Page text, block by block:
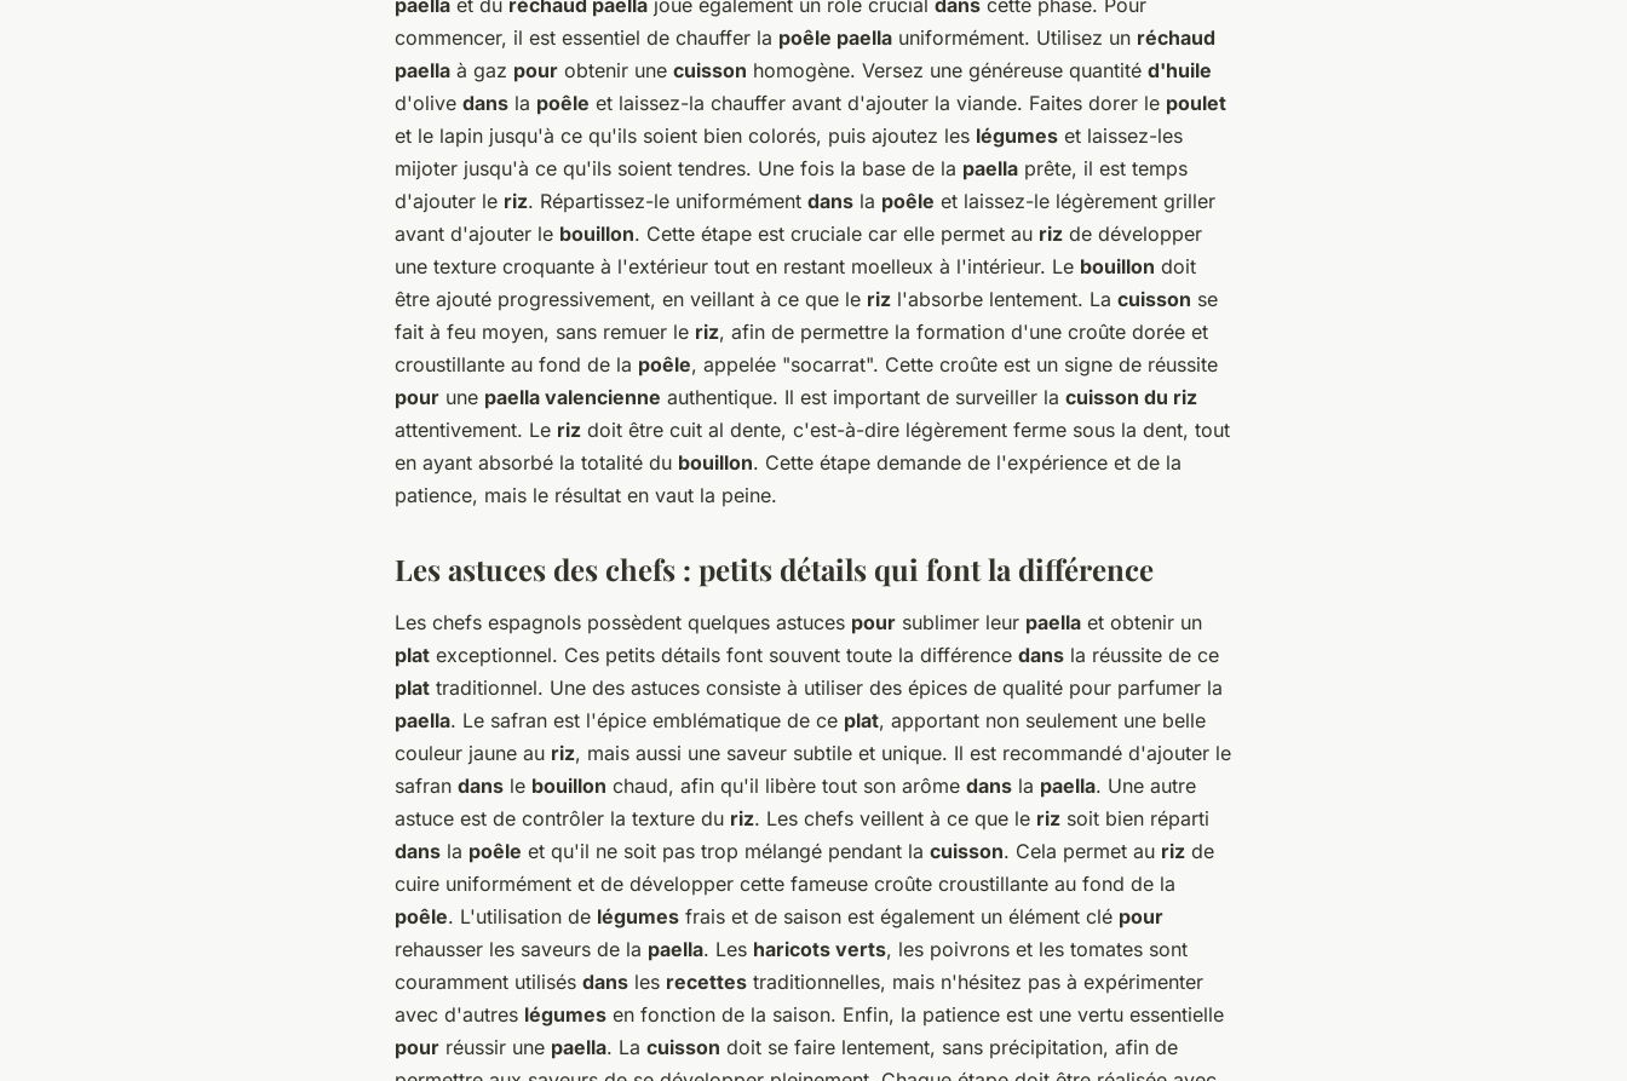
paella et du réchaud paella joue également un rôle crucial dans cette phase. Pour
commencer, il est essentiel de chauffer la poêle paella uniformément. Utilisez un réchaud
paella à gaz pour obtenir une cuisson homogène. Versez une généreuse quantité d'huile
d'olive dans la poêle et laissez-la chauffer avant d'ajouter la viande. Faites dorer le poulet
et le lapin jusqu'à ce qu'ils soient bien colorés, puis ajoutez les légumes et laissez-les
mijoter jusqu'à ce qu'ils soient tendres. Une fois la base de la paella prête, il est temps
d'ajouter le riz. Répartissez-le uniformément dans la poêle et laissez-le légèrement griller
avant d'ajouter le bouillon. Cette étape est cruciale car elle permet au riz de développer
une texture croquante à l'extérieur tout en restant moelleux à l'intérieur. Le bouillon doit
être ajouté progressivement, en veillant à ce que le riz l'absorbe lentement. La cuisson se
fait à feu moyen, sans remuer le riz, afin de permettre la formation d'une croûte dorée et
croustillante au fond de la poêle, appelée "socarrat". Cette croûte est un signe de réussite
pour une paella valencienne authentique. Il est important de surveiller la cuisson du riz
attentivement. Le riz doit être cuit al dente, c'est-à-dire légèrement ferme sous la dent, tout
en ayant absorbé la totalité du bouillon. Cette étape demande de l'expérience et de la
patience, mais le résultat en vaut la peine.
Les astuces des chefs : petits détails qui font la différence
Les chefs espagnols possèdent quelques astuces pour sublimer leur paella et obtenir un
plat exceptionnel. Ces petits détails font souvent toute la différence dans la réussite de ce
plat traditionnel. Une des astuces consiste à utiliser des épices de qualité pour parfumer la
paella. Le safran est l'épice emblématique de ce plat, apportant non seulement une belle
couleur jaune au riz, mais aussi une saveur subtile et unique. Il est recommandé d'ajouter le
safran dans le bouillon chaud, afin qu'il libère tout son arôme dans la paella. Une autre
astuce est de contrôler la texture du riz. Les chefs veillent à ce que le riz soit bien réparti
dans la poêle et qu'il ne soit pas trop mélangé pendant la cuisson. Cela permet au riz de
cuire uniformément et de développer cette fameuse croûte croustillante au fond de la
poêle. L'utilisation de légumes frais et de saison est également un élément clé pour
rehausser les saveurs de la paella. Les haricots verts, les poivrons et les tomates sont
couramment utilisés dans les recettes traditionnelles, mais n'hésitez pas à expérimenter
avec d'autres légumes en fonction de la saison. Enfin, la patience est une vertu essentielle
pour réussir une paella. La cuisson doit se faire lentement, sans précipitation, afin de